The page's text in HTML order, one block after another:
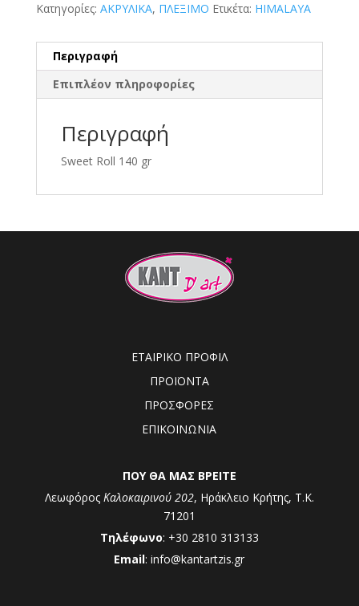
Κατηγορίες: ΑΚΡΥΛΙΚΑ, ΠΛΕΞΙΜΟ Ετικέτα: HIMALAYA
Περιγραφή
Επιπλέον πληροφορίες
Περιγραφή
Sweet Roll 140 gr
ΕΤΑΙΡΙΚΟ ΠΡΟΦΙΛ
ΠΡΟΪΟΝΤΑ
ΠΡΟΣΦΟΡΕΣ
ΕΠΙΚΟΙΝΩΝΙΑ
ΠΟΥ ΘΑ ΜΑΣ ΒΡΕΙΤΕ
Λεωφόρος Καλοκαιρινού 202, Ηράκλειο Κρήτης, Τ.Κ.
71201
Τηλέφωνο: +30 2810 313133
Email: info@kantartzis.gr